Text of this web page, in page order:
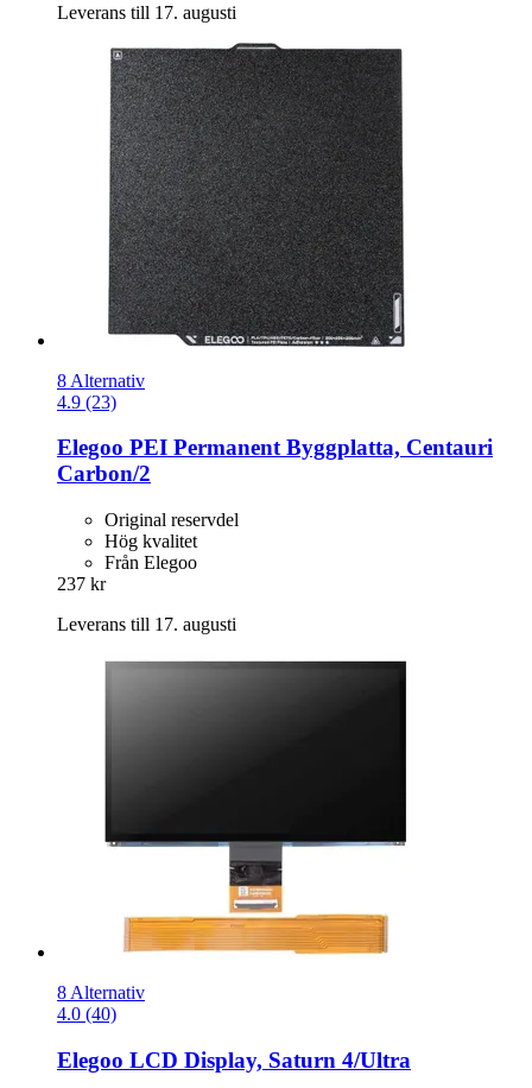
Leverans till 17. augusti
8 Alternativ
4.9 (23)
Elegoo PEI Permanent Byggplatta, Centauri
Carbon/2
Original reservdel
Hög kvalitet
Från Elegoo
237 kr
Leverans till 17. augusti
8 Alternativ
4.0 (40)
Elegoo LCD Display, Saturn 4/Ultra